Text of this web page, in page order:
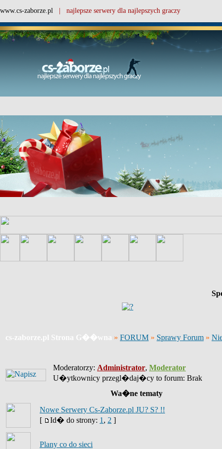
www.cs-zaborze.pl | najlepsze serwery dla najlepszych graczy
cs-zaborze.pl Strona G��wna » FORUM » Sprawy Forum »
Moderatorzy: Administrator, Moderator
U�ytkownicy przegl�daj�cy to forum: Brak
Wa�ne tematy
Nowe Serwery Cs-Zaborze.pl JU? S? !!
[
Id� do strony: 1 , 2 ]
Plany co do sieci